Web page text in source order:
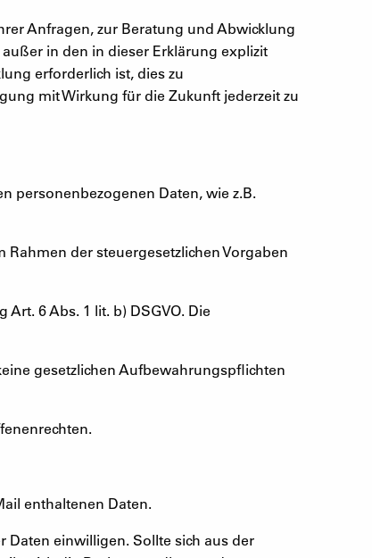
Anfragen, zur Beratung und Abwicklung
in den in dieser Erklärung explizit
erforderlich ist, dies zu
mit Wirkung für die Zukunft jederzeit zu
personenbezogenen Daten, wie z.B.
der steuergesetzlichen Vorgaben
6 Abs. 1 lit. b) DSGVO. Die
gesetzlichen Aufbewahrungspflichten
enthaltenen Daten.
Daten einwilligen. Sollte sich aus der